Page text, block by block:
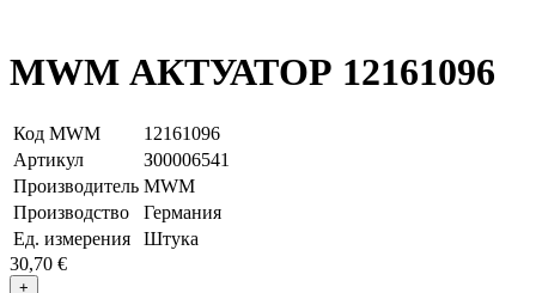
MWM АКТУАТОР 12161096
Код MWM
12161096
Артикул
З00006541
Производитель MWM
Производство
Германия
Ед. измерения
Штука
30,70 €
+